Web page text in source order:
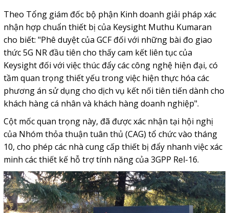
Theo Tổng giám đốc bộ phận Kinh doanh giải pháp xác
nhận hợp chuẩn thiết bị của Keysight Muthu Kumaran
cho biết: "Phê duyệt của GCF đối với những bài đo giao
thức 5G NR đầu tiên cho thấy cam kết liên tục của
Keysight đối với việc thúc đẩy các công nghệ hiện đại, có
tầm quan trọng thiết yếu trong việc hiện thực hóa các
phương án sử dụng cho dịch vụ kết nối tiên tiến dành cho
khách hàng cá nhân và khách hàng doanh nghiệp".
Cột mốc quan trọng này, đã được xác nhận tại hội nghị
của Nhóm thỏa thuận tuân thủ (CAG) tổ chức vào tháng
10, cho phép các nhà cung cấp thiết bị đẩy nhanh việc xác
minh các thiết kế hỗ trợ tính năng của 3GPP Rel-16.